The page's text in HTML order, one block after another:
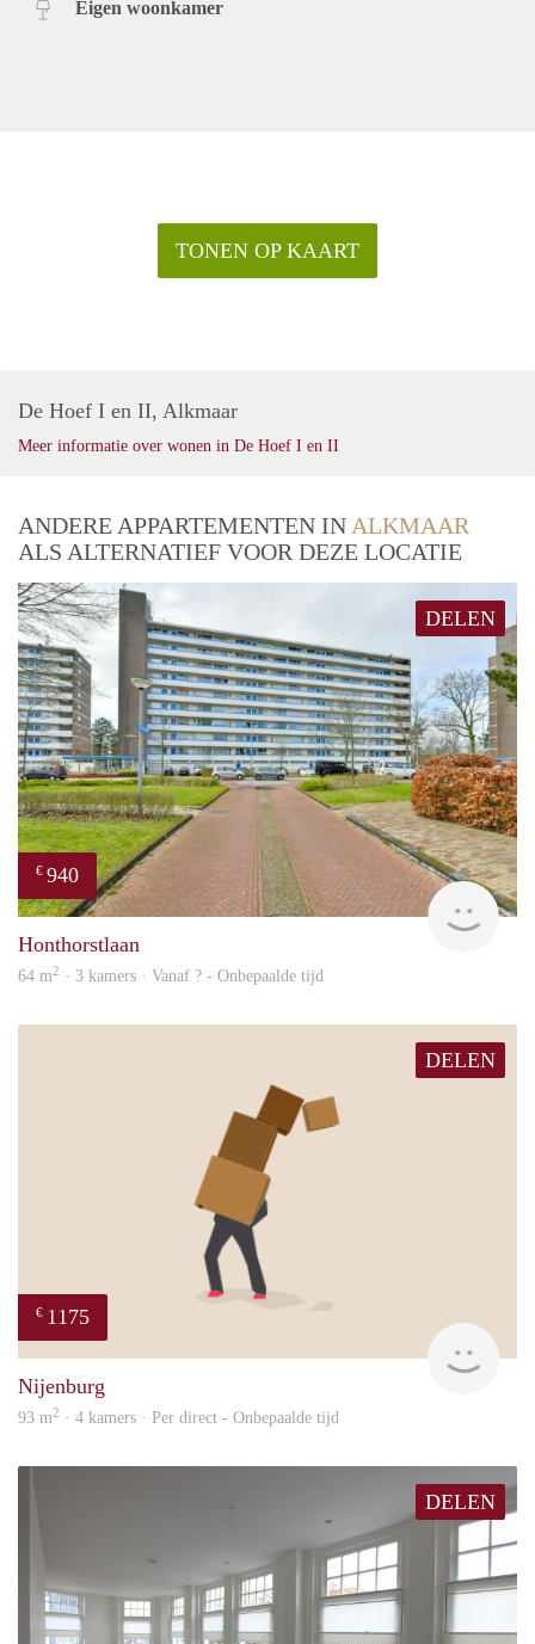
Eigen woonkamer
TONEN OP KAART
De Hoef I en II, Alkmaar
Meer informatie over wonen in De Hoef I en II
ANDERE APPARTEMENTEN IN ALKMAAR
ALS ALTERNATIEF VOOR DEZE LOCATIE
DELEN
€ 940
Honthorstlaan
64 m2 · 3 kamers · Vanaf ? - Onbepaalde tijd
DELEN
€ 1175
Nijenburg
93 m2 · 4 kamers · Per direct - Onbepaalde tijd
DELEN